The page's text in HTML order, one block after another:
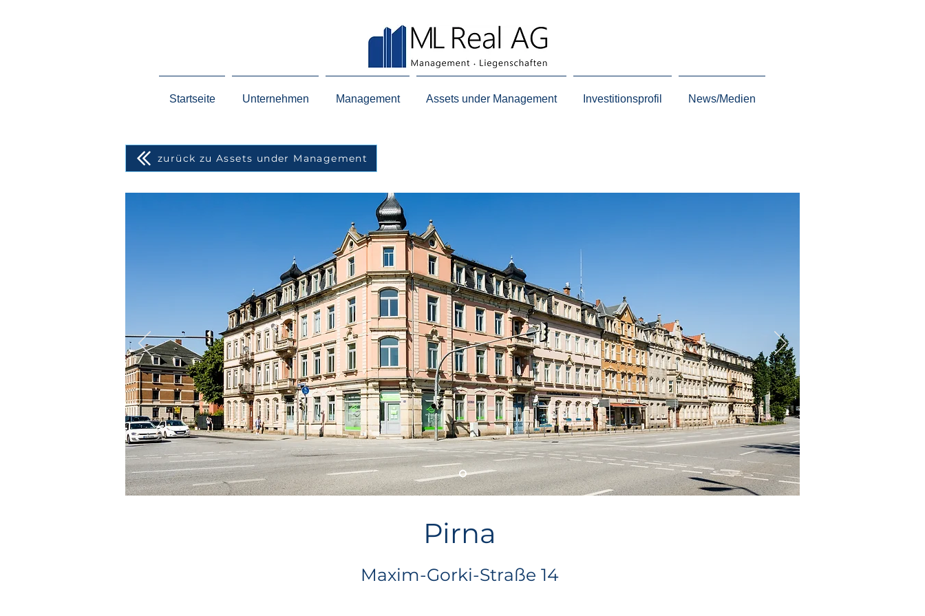
Startseite Unternehmen Management Assets under Management Investitionsprofil News/Medien
zurück zu Assets under Management
Pirna
Maxim-Gorki-Straße 14